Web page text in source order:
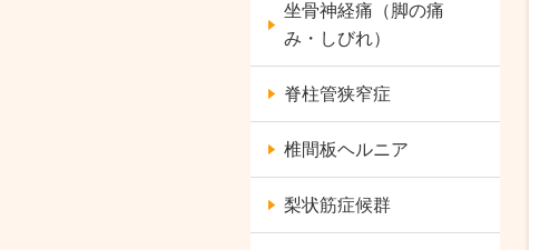
坐骨神経痛（脚の痛
み・しびれ）
脊柱管狭窄症
椎間板ヘルニア
梨状筋症候群